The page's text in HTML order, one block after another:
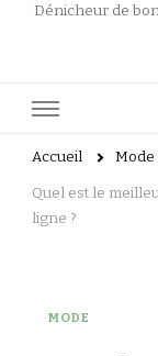
Dénicheur de
Accueil Mode
Quel est le
ligne ?
MODE